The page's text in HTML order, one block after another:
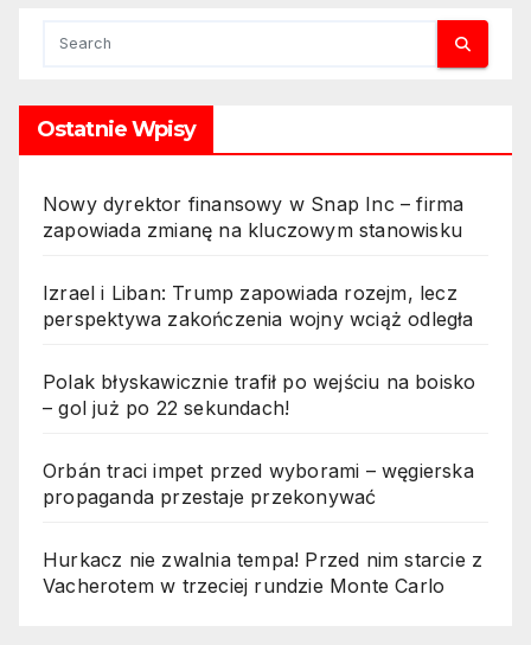
Ostatnie Wpisy
Nowy dyrektor finansowy w Snap Inc – firma
zapowiada zmianę na kluczowym stanowisku
Izrael i Liban: Trump zapowiada rozejm, lecz
perspektywa zakończenia wojny wciąż odległa
Polak błyskawicznie trafił po wejściu na boisko
– gol już po 22 sekundach!
Orbán traci impet przed wyborami – węgierska
propaganda przestaje przekonywać
Hurkacz nie zwalnia tempa! Przed nim starcie z
Vacherotem w trzeciej rundzie Monte Carlo